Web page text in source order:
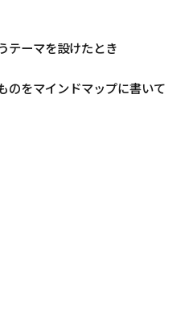
テーマを設けたとき
のをマインドマップに書いて